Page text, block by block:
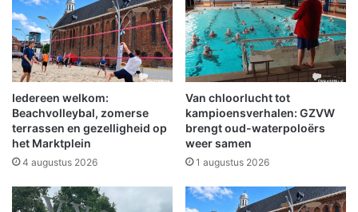
o
j
e
c
t
i
n
n
o
a
t
w
b
o
u
w
w
o
n
i
n
e
Iedereen welkom:
Beachvolleybal, zomerse
terrassen en gezelligheid op
het Marktplein
4 augustus 2026
Van chloorlucht tot
kampioensverhalen: GZVW
brengt oud-waterpoloërs
weer samen
1 augustus 2026